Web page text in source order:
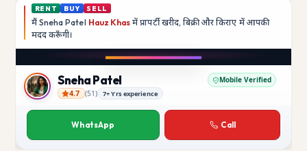
RENT BUY SELL
मैं Sneha Patel Hauz Khas में प्रापर्टी खरीद, बिक्री और किराए में आपकी
मददकरूँगी।
Sneha Patel
Sneha Patel Mobile Verified
4.7 (51) 7+ Yrs experience
WhatsApp Call